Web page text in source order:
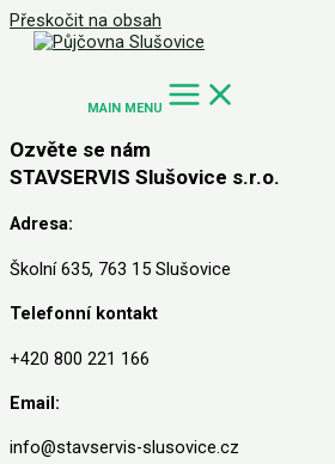
Přeskočit na obsah
MAIN MENU
Ozvěte se nám
STAVSERVIS Slušovice s.r.o.
Adresa:
Školní 635, 763 15 Slušovice
Telefonní kontakt
+420 800 221 166
Email:
info@stavservis-slusovice.cz